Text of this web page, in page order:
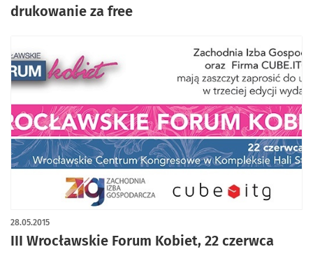
drukowanie za free
III Wrocławskie Forum Kobiet, 22 czerwca
28.05.2015